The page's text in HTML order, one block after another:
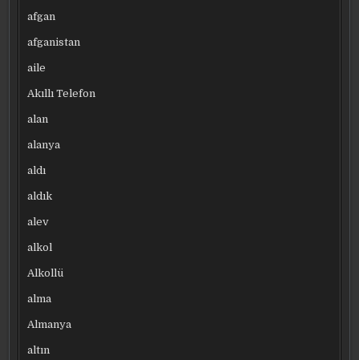
afgan
afganistan
aile
Akıllı Telefon
alan
alanya
aldı
aldık
alev
alkol
Alkollü
alma
Almanya
altın